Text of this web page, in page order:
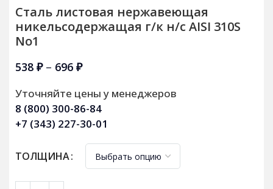
Сталь листовая нержавеющая
никельсодержащая г/к н/с AISI 310S
No1
538 ₽ – 696 ₽
Уточняйте цены у менеджеров
8 (800) 300-86-84
+7 (343) 227-30-01
ТОЛЩИНА